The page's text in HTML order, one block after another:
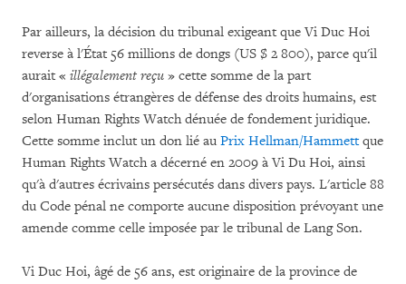
Par ailleurs, la décision du tribunal exigeant que Vi Duc Hoi
reverse à l'État 56 millions de dongs (US $ 2 800), parce qu'il
aurait « illégalement reçu » cette somme de la part
d'organisations étrangères de défense des droits humains, est
selon Human Rights Watch dénuée de fondement juridique.
Cette somme inclut un don lié au Prix Hellman/Hammettque
Human Rights Watch a décerné en 2009 à Vi Du Hoi, ainsi
qu'à d'autres écrivains persécutés dans divers pays. L'article 88
du Code pénal ne comporte aucune disposition prévoyant une
amende comme celle imposée par le tribunal de Lang Son.
Vi Duc Hoi, âgé de 56 ans, est originaire de la province de